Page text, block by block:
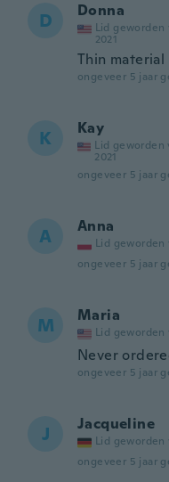
D Donna
Lid geworden
2021
Thin
ongeveer 5 jaar
K Kay
Lid geworden
2021
ongeveer 5 jaar
A Anna
Lid geworden
ongeveer 5 jaar
M Maria
Lid geworden
Never
ongeveer 5 jaar
J Jacqueline
Lid geworden
ongeveer 5 jaar